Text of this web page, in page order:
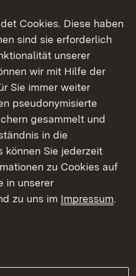
den passenden
gibt's eine Schritt-für-
Traum-Studium.
Württemberg
Cookies. Diese haben
sind sie erforderlich
unserer
wir mit Hilfe der
Sie immer weiter
pseudonymisierte
gesammelt und
in die
können Sie jederzeit
zu Cookies auf
in unserer
zu uns im Impressum.